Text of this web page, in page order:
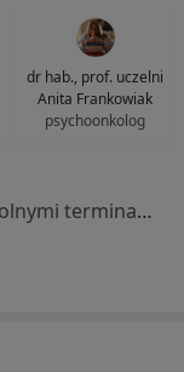
dr hab., prof. uczelni
Anita Frankowiak
psychoonkolog
Brak dostępnych specjalistów z wolnymi terminami w tym centrum medycznym.